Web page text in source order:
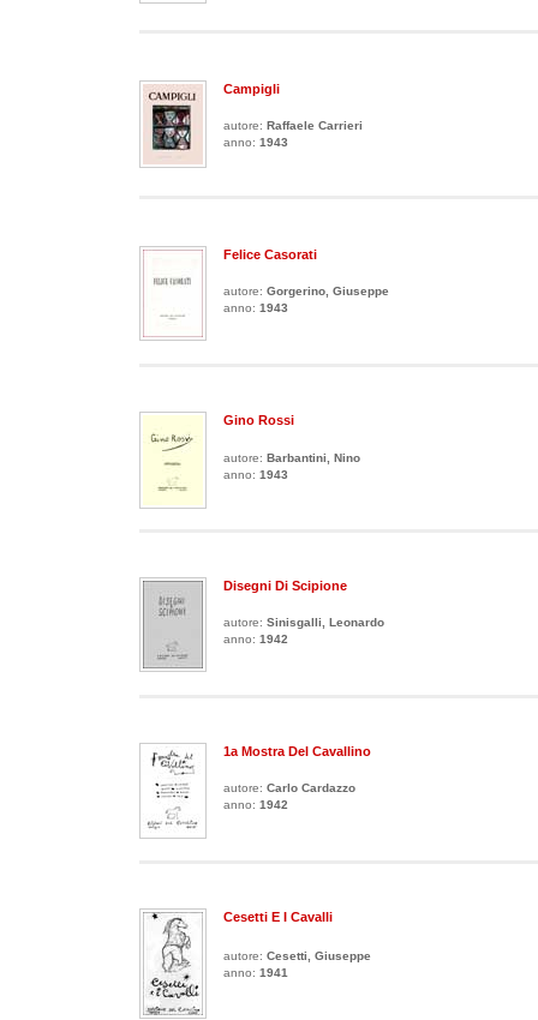
Campigli
autore: Raffaele Carrieri
anno: 1943
Felice Casorati
autore: Gorgerino, Giuseppe
anno: 1943
Gino Rossi
autore: Barbantini, Nino
anno: 1943
Disegni Di Scipione
autore: Sinisgalli, Leonardo
anno: 1942
1a Mostra Del Cavallino
autore: Carlo Cardazzo
anno: 1942
Cesetti E I Cavalli
autore: Cesetti, Giuseppe
anno: 1941